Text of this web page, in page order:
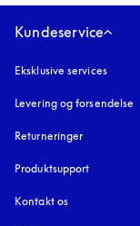
Kundeservice
Eksklusive services
Levering og forsendelse
Returneringer
Produktsupport
Kontakt os